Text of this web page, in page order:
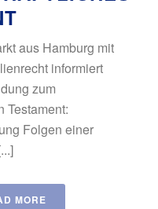
aus Hamburg mit
informiert
zum
Testament:
Folgen einer
MORE